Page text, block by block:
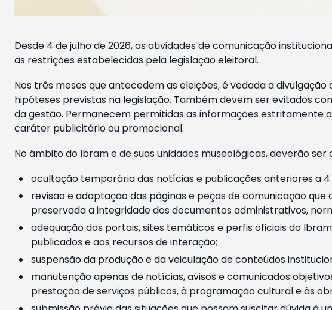
Desde 4 de julho de 2026, as atividades de comunicação
as restrições estabelecidas pela legislação eleitoral.
Nos três meses que antecedem as eleições, é vedada a
hipóteses previstas na legislação. Também devem ser evitados
da gestão. Permanecem permitidas as informações estritamente
caráter publicitário ou promocional.
No âmbito do Ibram e de suas unidades museológicas, deverão
ocultação temporária das notícias e publicações anteriores a
revisão e adaptação das páginas e peças de comunicação
preservada a integridade dos documentos administrativos,
adequação dos portais, sites temáticos e perfis oficiais do
publicados e aos recursos de interação;
suspensão da produção e da veiculação de conteúdos
manutenção apenas de notícias, avisos e comunicados
prestação de serviços públicos, à programação cultural e às